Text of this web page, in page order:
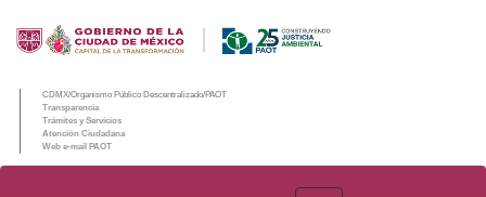
CDMX/Organismo Público Descentralizado/PAOT
Transparencia
Trámites y Servicios
Atención Ciudadana
Web e-mail PAOT